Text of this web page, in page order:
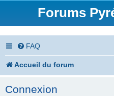
Forums
FAQ
Accueil du forum
Connexion